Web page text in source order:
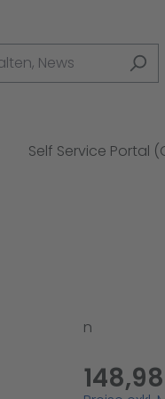
Self Service Portal
n